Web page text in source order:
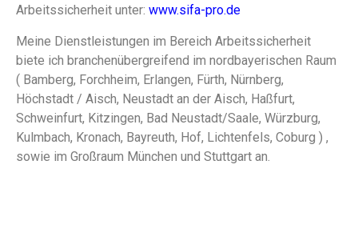
Arbeitssicherheit unter: www.sifa-pro.de
Meine Dienstleistungen im Bereich Arbeitssicherheit
biete ich branchenübergreifend im nordbayerischen Raum
( Bamberg, Forchheim, Erlangen, Fürth, Nürnberg,
Höchstadt / Aisch, Neustadt an der Aisch, Haßfurt,
Schweinfurt, Kitzingen, Bad Neustadt/Saale, Würzburg,
Kulmbach, Kronach, Bayreuth, Hof, Lichtenfels, Coburg ) ,
sowie im Großraum München und Stuttgart an.